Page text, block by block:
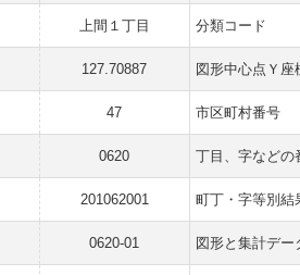
上間１丁目 分類コード
127.70887 図形中心点Ｙ座
47 市区町村番号
0620 丁目、字などの
201062001 町丁・字等別結
0620-01 図形と集計デー